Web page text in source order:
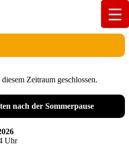
Zeitraum geschlossen.
nach der Sommerpause
Uhr